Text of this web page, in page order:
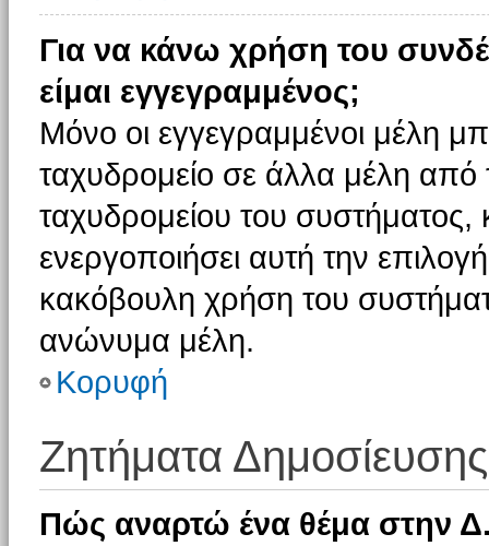
Για να κάνω χρήση του
είμαι εγγεγραμμένος;
Μόνο οι εγγεγραμμένοι μέλη
ταχυδρομείο σε άλλα μέλη
ταχυδρομείου του συστήματος,
ενεργοποιήσει αυτή την
κακόβουλη χρήση του
ανώνυμα μέλη.
Κορυφή
Ζητήματα Δημοσίευσης
Πώς αναρτώ ένα θέμα στην